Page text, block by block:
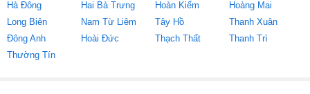
Hà Đông
Hai Bà Trưng Hoàn Kiếm
Hoàng Mai
Long Biên
Nam Từ Liêm Tây Hồ
Thanh Xuân
Đông Anh
Hoài Đức Thạch Thất
Thanh Trì
Thường Tín